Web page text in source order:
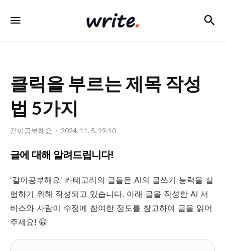
write
클릭을 부르는 제목 작성
법 5가지
같이공부해요 2024. 11. 5. 19:10
글에 대해 알려드립니다!
'같이공부해요' 카테고리의 글들은 AI의 글쓰기 능력을 실
험하기 위해 작성되고 있습니다. 아래 글을 작성한 AI 서
비스와 사람이 수정에 참여한 정도를 참고하여 글을 읽어
주세요! 😀